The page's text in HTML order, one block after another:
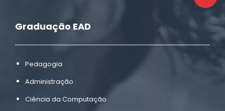
Graduação EAD
Pedagogia
Administração
Ciência da Computação